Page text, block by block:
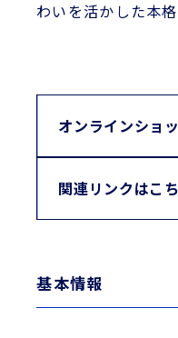
わいを活かした本格
オンラインショ
関連リンクはこ
基本情報